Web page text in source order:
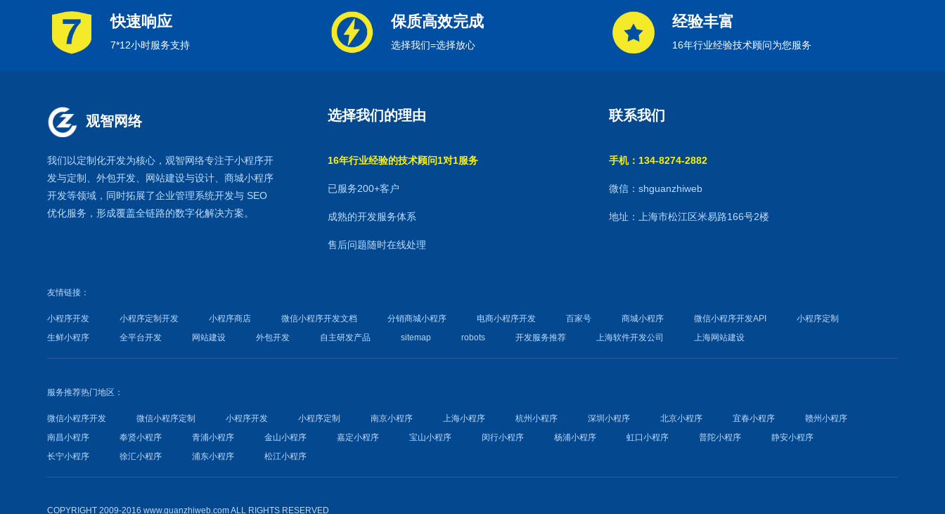
快速响应
7*12小时服务支持
保质高效完成
选择我们=选择放心
经验丰富
16年行业经验技术顾问为您服务
观智网络
我们以定制化开发为核心，观智网络专注于小程序开
发与定制、外包开发、 网站建设与设计、商城小程序
开发等领域，同时拓展了企业管理系统开发与 SEO
优化服务，形成覆盖全链路的数字化解决方案。
选择我们的理由
16年行业经验的技术顾问1对1服务
已服务200+客户
成熟的开发服务体系
售后问题随时在线处理
联系我们
手机：134-8274-2882
微信：shguanzhiweb
地址：上海市松江区米易路166号2楼
友情链接：
小程序开发 小程序定制开发 小程序商店 微信小程序开发文档 分销商城小程序 电商小程序开发 百家号 商城小程序 微信小程序开发API
小程序定制
生鲜小程序
全平台开发 网站建设 外包开发 自主研发产品 sitemap robots 开发服务推荐 上海软件开发公司 上海网站建设
服务推荐热门地区：
微信小程序开发 微信小程序定制 小程序开发 小程序定制 南京小程序 上海小程序 杭州小程序 深圳小程序 北京小程序 宜春小程序
赣州小程序
南昌小程序
奉贤小程序 青浦小程序 金山小程序 嘉定小程序 宝山小程序 闵行小程序 杨浦小程序 虹口小程序 普陀小程序
静安小程序
长宁小程序
徐汇小程序 浦东小程序 松江小程序
COPYRIGHT 2009-2016 www.guanzhiweb.com ALL RIGHTS RESERVED